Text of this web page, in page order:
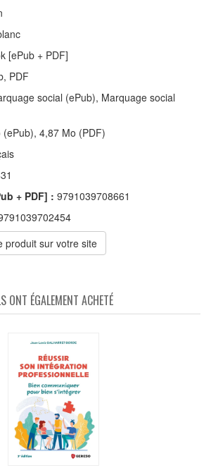
[ePub + PDF]
PDF
social (ePub), Marquage social
(ePub), 4,87 Mo (PDF)
+ PDF] : 9791039708661
produit sur votre site
ONT ÉGALEMENT ACHETÉ